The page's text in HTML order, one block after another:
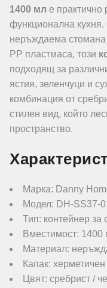
1400 мл е
функционална кухня.
неръждаема стомана
PP пластмаса, този
подходящ за
ястия, зеленчуци и
комбинация от
стилен вид, който
пространство.
Марка: Danny
Модел: DH-SS37-
Тип: контейнер за
Вместимост: 1400
Материал:
Капак: херметичен
Цвят: сребрист /